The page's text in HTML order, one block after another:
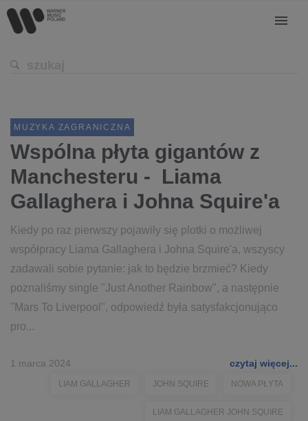
MUZYKA ZAGRANICZNA
Wspólna płyta gigantów z
Manchesteru - Liama
Gallaghera i Johna Squire'a
Kiedy po raz pierwszy pojawiły się plotki o możliwej
współpracy Liama Gallaghera i Johna Squire'a, wszyscy
zadawali sobie pytanie: jak to będzie brzmieć? Kiedy
poznaliśmy single "Just Another Rainbow", a następnie
"Mars To Liverpool", odpowiedź była satysfakcjonująco
pro...
1 marca 2024 czytaj więcej...
LIAM GALLAGHER JOHN SQUIRE NOWA PŁYTA
LIAM GALLAGHER JOHN SQUIRE